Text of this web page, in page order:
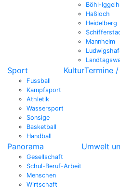
Böhl-
Haßloch
Heidelberg
Mannheim
Sport
Fussball
Kampfsport
Athletik
Wassersport
Sonsige
Basketball
Handball
KulturTermine
Panorama
Gesellschaft
Schul-Beruf-Arbeit
Menschen
Wirtschaft
Umwelt